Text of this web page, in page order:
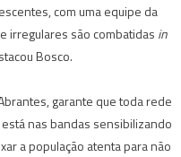
com uma equipe da
irregulares são combatidas in
Bosco.
garante que toda rede
nas bandas sensibilizando
a população atenta para não